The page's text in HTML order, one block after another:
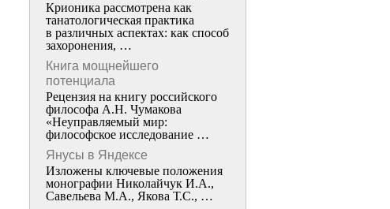
Крионика рассмотрена как
танатологическая практика
в различных аспектах: как способ
захоронения, …
Книга мощнейшего
потенциала
Рецензия на книгу российского
философа А.Н. Чумакова
«Неуправляемый мир:
философское исследование …
Янусы в Яндексе
Изложены ключевые положения
монографии Николайчук И.А.,
Савельева М.А., Якова Т.С., …